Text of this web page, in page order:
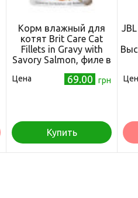
Корм влажный для
котят Brit Care Cat
Fillets in Gravy with
Savory Salmon, филе в
Цена 69.00 грн
Купить